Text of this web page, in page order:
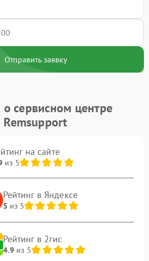
Отправить заявку
сервисном центре
Remsupport
на сайте
из 5
Рейтинг в Яндексе
5 из 5
Рейтинг в 2гис
4.9из 5